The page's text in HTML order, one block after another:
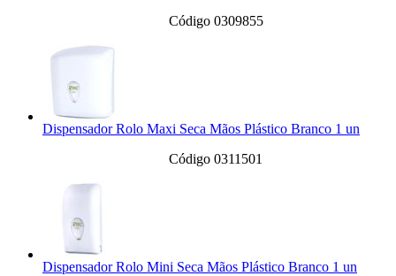
Código 0309855
Dispensador Rolo Maxi Seca Mãos Plástico Branco 1 un
Código 0311501
Dispensador Rolo Mini Seca Mãos Plástico Branco 1 un